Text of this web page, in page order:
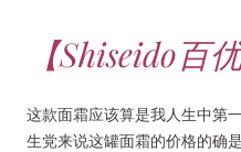
【Shiseido百
这款面霜应该算是我人生中第
生党来说这罐面霜的价格的确